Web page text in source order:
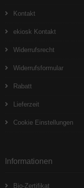
Kontakt
ekiosk Kontakt
Widerrufsrecht
Widerrufsformular
Rabatt
Lieferzeit
Cookie Einstellungen
Informationen
Bio-Zertifikat